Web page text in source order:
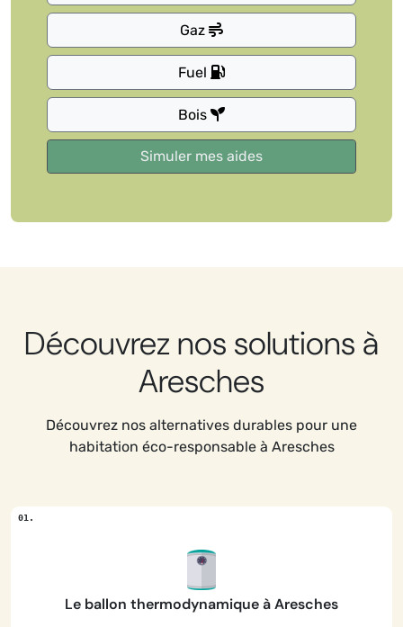
Gaz
Fuel
Bois
Découvrez nos solutions à
Aresches
Découvrez nos alternatives durables pour une
habitation éco-responsable à Aresches
Le ballon thermodynamique à Aresches